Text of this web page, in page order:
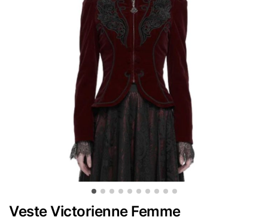
Veste Victorienne Femme